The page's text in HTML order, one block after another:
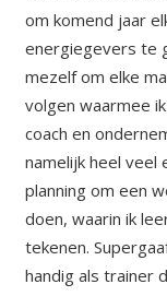
om komend jaar
energiegevers te
mezelf om elke
volgen waarmee
coach en
namelijk heel veel
planning om een
doen, waarin ik
tekenen.
handig als trainer